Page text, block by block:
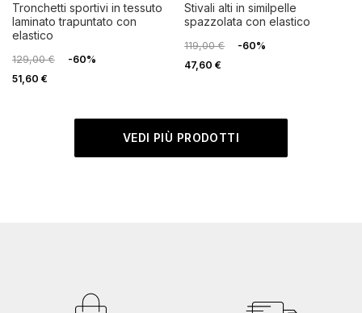
tronchetti sportivi in tessuto
laminato trapuntato con
elastico
129,00 €
-60%
51,60 €
stivali alti in similpelle
spazzolata con elastico
119,00 €
-60%
47,60 €
VEDI PIÙ PRODOTTI